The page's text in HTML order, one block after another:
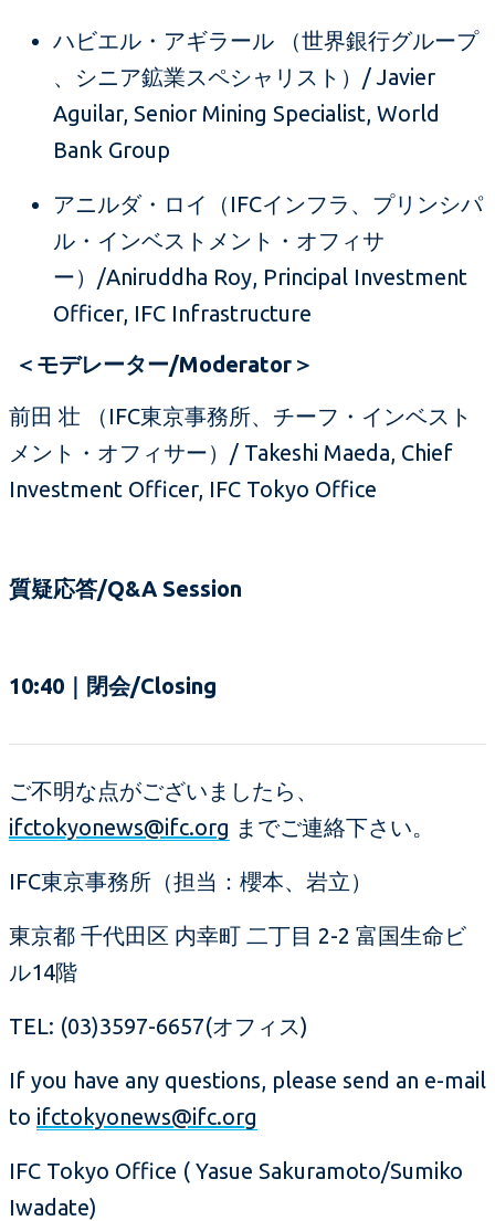
ハビエル・アギラール （世界銀行グループ
、シニア鉱業スペシャリスト）/ Javier
Aguilar, Senior Mining Specialist, World
Bank Group
アニルダ・ロイ（IFCインフラ、プリンシパ
ル・インベストメント・オフィサ
ー）/Aniruddha Roy, Principal Investment
Officer, IFC Infrastructure
＜モデレーター/Moderator＞
前田 壮 （IFC東京事務所、チーフ・インベスト
メント・オフィサー）/ Takeshi Maeda, Chief
Investment Officer, IFC Tokyo Office
質疑応答/Q&A Session
10:40｜閉会/Closing
ご不明な点がございましたら、
ifctokyonews@ifc.org までご連絡下さい。
IFC東京事務所（担当：櫻本、岩立）
東京都 千代田区 内幸町 二丁目 2-2 富国生命ビ
ル14階
TEL: (03)3597-6657(オフィス)
If you have any questions, please send an e-mail
to ifctokyonews@ifc.org
IFC Tokyo Office ( Yasue Sakuramoto/Sumiko
Iwadate)